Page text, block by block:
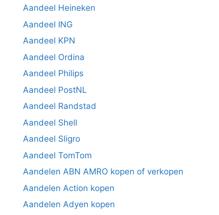
Aandeel Heineken
Aandeel ING
Aandeel KPN
Aandeel Ordina
Aandeel Philips
Aandeel PostNL
Aandeel Randstad
Aandeel Shell
Aandeel Sligro
Aandeel TomTom
Aandelen ABN AMRO kopen of verkopen
Aandelen Action kopen
Aandelen Adyen kopen